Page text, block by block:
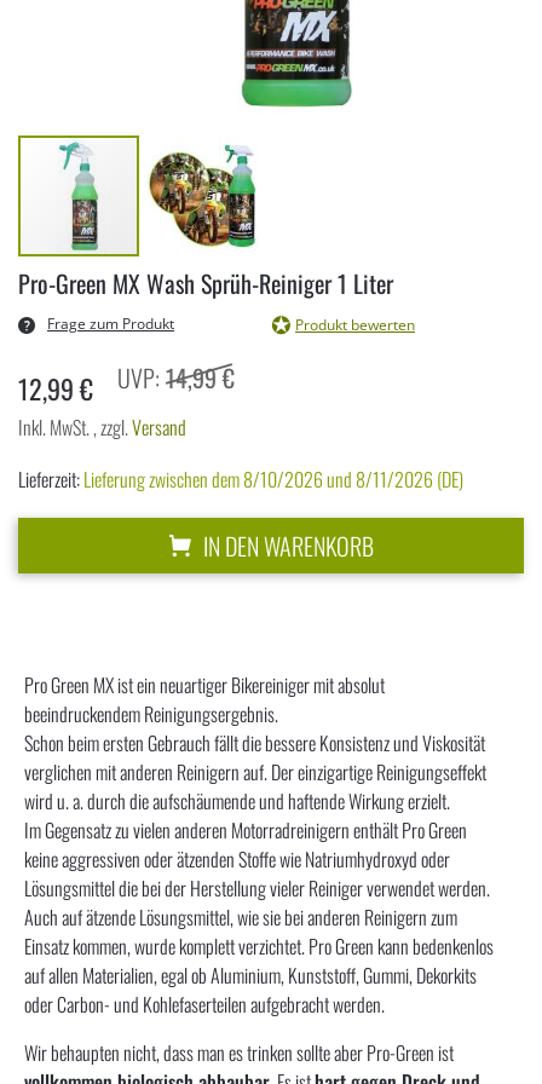
Zum
Anfang
der
springen
Pro-Green MX Wash Sprüh-Reiniger 1 Liter
Frage zum Produkt Produkt bewerten
12,99 € 14,99 €
Inkl. MwSt.,zzgl.Versand
Lieferzeit:Lieferung zwischen dem 8/10/2026 und 8/11/2026 (DE)
IN DEN WARENKORB
Pro Green MX ist ein neuartiger Bikereiniger mit absolut
beeindruckendem Reinigungsergebnis.
Schon beim ersten Gebrauch fällt die bessere Konsistenz und Viskosität
verglichen mit anderen Reinigern auf. Der einzigartige Reinigungseffekt
wird u. a. durch die aufschäumende und haftende Wirkung erzielt.
Im Gegensatz zu vielen anderen Motorradreinigern enthält Pro Green
keine aggressiven oder ätzenden Sto­ffe wie Natriumhydroxyd oder
Lösungsmittel die bei der Herstellung vieler Reiniger verwendet werden.
Auch auf ätzende Lösungsmittel, wie sie bei anderen Reinigern zum
Einsatz kommen, wurde komplett verzichtet. Pro Green kann bedenkenlos
auf allen Materialien, egal ob Aluminium, Kunststoff­, Gummi, Dekorkits
oder Carbon- und Kohlefaserteilen aufgebracht werden.
Wir behaupten nicht, dass man es trinken sollte aber Pro-Green ist